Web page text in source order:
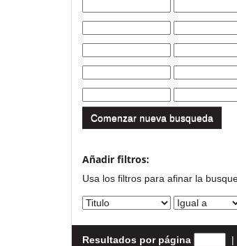
Comenzar nueva busqueda
Añadir filtros:
Usa los filtros para afinar la
Resultados por página |